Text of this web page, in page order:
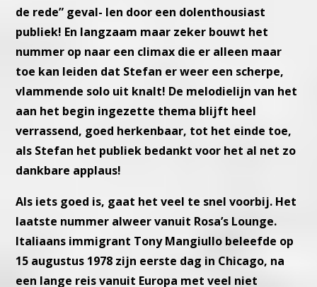
de rede” geval- len door een dolenthousiast
publiek! En langzaam maar zeker bouwt het
nummer op naar een climax die er alleen maar
toe kan leiden dat Stefan er weer een scherpe,
vlammende solo uit knalt! De melodielijn van het
aan het begin ingezette thema blijft heel
verrassend, goed herkenbaar, tot het einde toe,
als Stefan het publiek bedankt voor het al net zo
dankbare applaus!
Als iets goed is, gaat het veel te snel voorbij. Het
laatste nummer alweer vanuit Rosa’s Lounge.
Italiaans immigrant Tony Mangiullo beleefde op
15 augustus 1978 zijn eerste dag in Chicago, na
een lange reis vanuit Europa met veel niet